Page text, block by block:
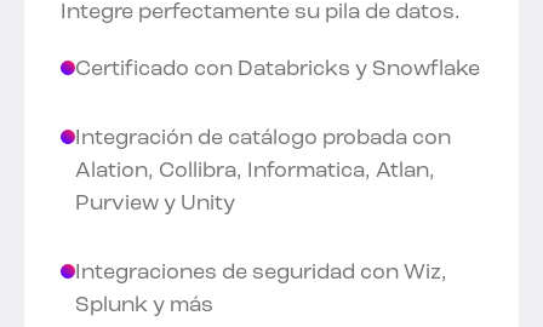
Integre perfectamente su pila de datos.
Certificado con Databricks y Snowflake
Integración de catálogo probada con
Alation, Collibra, Informatica, Atlan,
Purview y Unity
Integraciones de seguridad con Wiz,
Splunk y más